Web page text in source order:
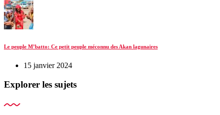
Le peuple M’batto: Ce petit peuple méconnu des Akan lagunaires
15 janvier 2024
Explorer les sujets